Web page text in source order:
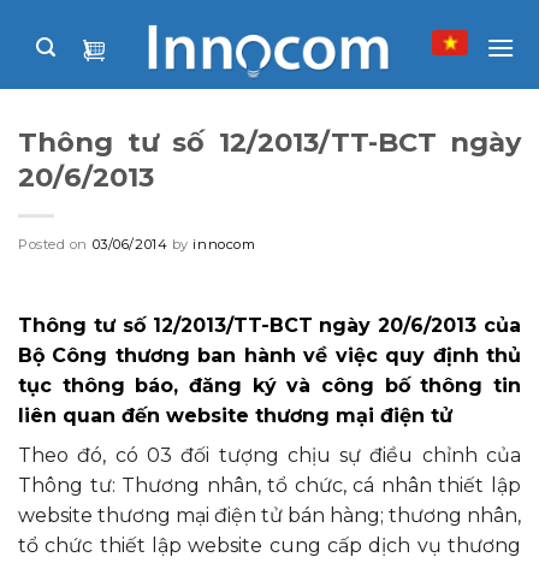
Thông tư số 12/2013/TT-BCT ngày
20/6/2013
Posted on 03/06/2014 by innocom
Thông tư số 12/2013/TT-BCT ngày 20/6/2013 của
Bộ Công thương ban hành về việc quy định thủ
tục thông báo, đăng ký và công bố thông tin
liên quan đến website thương mại điện tử
Theo đó, có 03 đối tượng chịu sự điều chỉnh của
Thông tư: Thương nhân, tổ chức, cá nhân thiết lập
website thương mại điện tử bán hàng; thương nhân,
tổ chức thiết lập website cung cấp dịch vụ thương